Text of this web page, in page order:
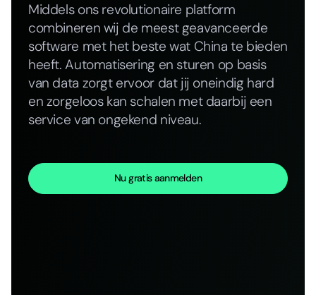
Middels ons revolutionaire platform
combineren wij de meest geavanceerde
software met het beste wat China te bieden
heeft. Automatisering en sturen op basis
van data zorgt ervoor dat jij oneindig hard
en zorgeloos kan schalen met daarbij een
service van ongekend niveau.
Nu gratis aanmelden